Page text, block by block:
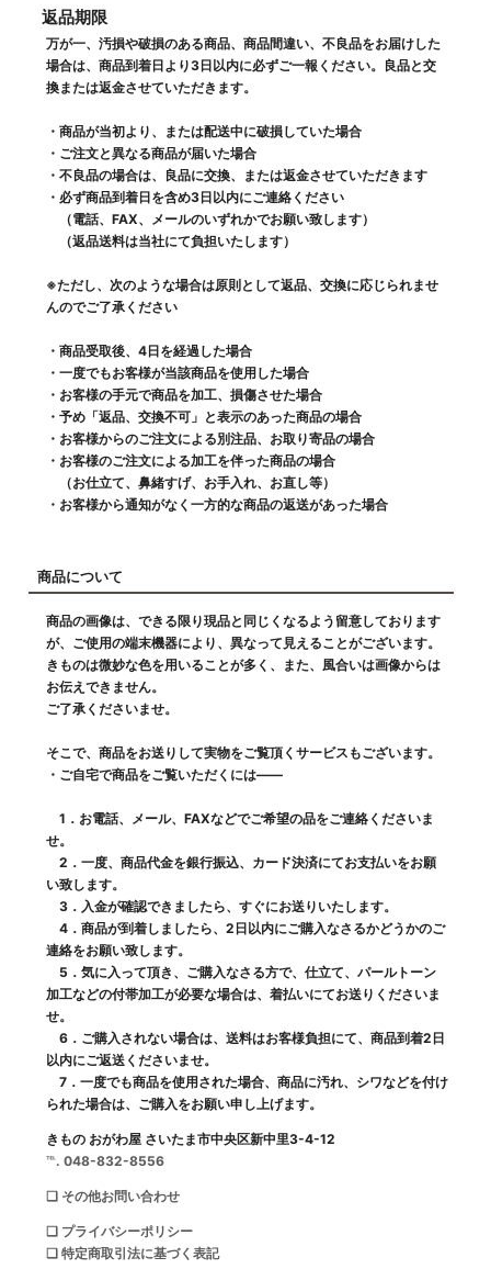
返品期限
万が一、汚損や破損のある商品、商品間違い、不良品をお届けした
場合は、商品到着日より3日以内に必ずご一報ください。良品と交
換または返金させていただきます。
・商品が当初より、または配送中に破損していた場合
・ご注文と異なる商品が届いた場合
・不良品の場合は、良品に交換、または返金させていただきます
・必ず商品到着日を含め3日以内にご連絡ください
（電話、FAX、メールのいずれかでお願い致します）
（返品送料は当社にて負担いたします）
※ただし、次のような場合は原則として返品、交換に応じられませ
んのでご了承ください
・商品受取後、4日を経過した場合
・一度でもお客様が当該商品を使用した場合
・お客様の手元で商品を加工、損傷させた場合
・予め「返品、交換不可」と表示のあった商品の場合
・お客様からのご注文による別注品、お取り寄品の場合
・お客様のご注文による加工を伴った商品の場合
（お仕立て、鼻緒すげ、お手入れ、お直し等）
・お客様から通知がなく一方的な商品の返送があった場合
商品について
商品の画像は、できる限り現品と同じくなるよう留意しております
が、ご使用の端末機器により、異なって見えることがございます。
きものは微妙な色を用いることが多く、また、風合いは画像からは
お伝えできません。
ご了承くださいませ。
そこで、商品をお送りして実物をご覧頂くサービスもございます。
・ご自宅で商品をご覧いただくには――
1．お電話、メール、FAXなどでご希望の品をご連絡くださいま
せ。
2．一度、商品代金を銀行振込、カード決済にてお支払いをお願
い致します。
3．入金が確認できましたら、すぐにお送りいたします。
4．商品が到着しましたら、2日以内にご購入なさるかどうかのご
連絡をお願い致します。
5．気に入って頂き、ご購入なさる方で、仕立て、パールトーン
加工などの付帯加工が必要な場合は、着払いにてお送りくださいま
せ。
6．ご購入されない場合は、送料はお客様負担にて、商品到着2日
以内にご返送くださいませ。
7．一度でも商品を使用された場合、商品に汚れ、シワなどを付け
られた場合は、ご購入をお願い申し上げます。
きもの おがわ屋 さいたま市中央区新中里3-4-12
℡. 048-832-8556
❑ その他お問い合わせ
❑ プライバシーポリシー
❑ 特定商取引法に基づく表記